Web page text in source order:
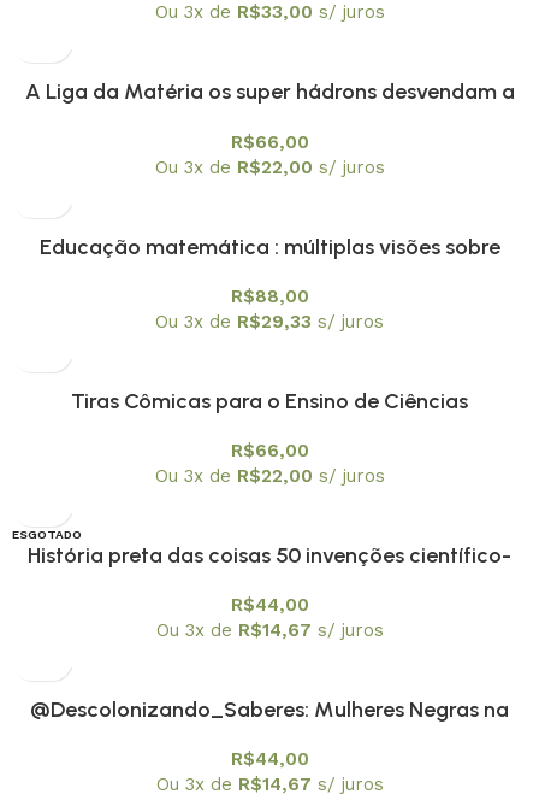
Ou 3x de R$33,00 s/ juros
A Liga da Matéria os super hádrons desvendam a
R$66,00
Ou 3x de R$22,00 s/ juros
Educação matemática : múltiplas visões sobre
R$88,00
Ou 3x de R$29,33 s/ juros
Tiras Cômicas para o Ensino de Ciências
R$66,00
Ou 3x de R$22,00 s/ juros
ESGOTADO
História preta das coisas 50 invenções científico-
R$44,00
Ou 3x de R$14,67 s/ juros
@Descolonizando_Saberes: Mulheres Negras na
R$44,00
Ou 3x de R$14,67 s/ juros